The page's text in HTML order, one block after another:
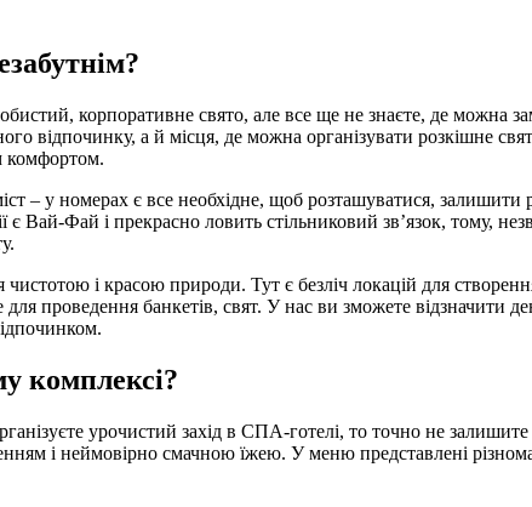
корпоративне свято, але все ще не знаєте, де можна
відпочинку, а й місця, де можна організувати розкішне
комфортом.
– у номерах є все необхідне, щоб розташуватися, залишити
Вай-Фай і прекрасно ловить стільниковий зв’язок, тому,
чистотою і красою природи. Тут є безліч локацій для
проведення банкетів, свят. У нас ви зможете відзначити
комплексі?
урочистий захід в СПА-готелі, то точно не
і неймовірно смачною їжею. У меню представлені